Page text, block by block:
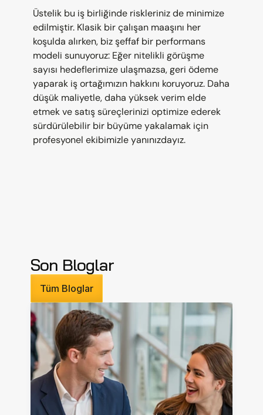
Üstelik bu iş birliğinde riskleriniz de minimize
edilmiştir. Klasik bir çalışan maaşını her
koşulda alırken, biz şeffaf bir performans
modeli sunuyoruz: Eğer nitelikli görüşme
sayısı hedeflerimize ulaşmazsa, geri ödeme
yaparak iş ortağımızın hakkını koruyoruz. Daha
düşük maliyetle, daha yüksek verim elde
etmek ve satış süreçlerinizi optimize ederek
sürdürülebilir bir büyüme yakalamak için
profesyonel ekibimizle yanınızdayız.
Son Bloglar
Tüm Bloglar